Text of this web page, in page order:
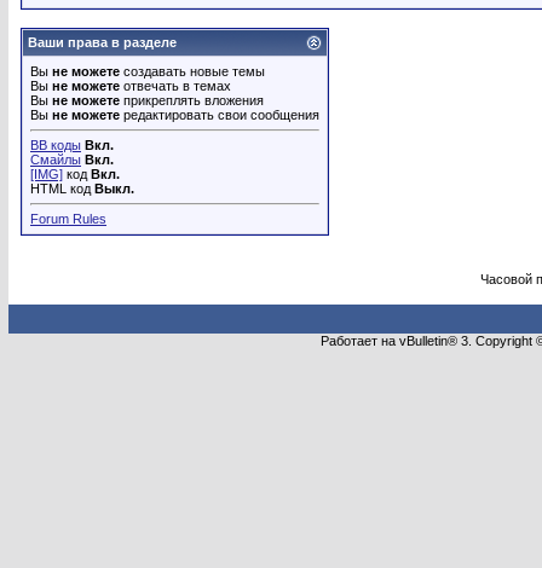
Ваши права в разделе
Вы не можете создавать новые темы
Вы не можете отвечать в темах
Вы не можете прикреплять вложения
Вы не можете редактировать свои сообщения
BB коды Вкл.
Смайлы Вкл.
[IMG] код Вкл.
HTML код Выкл.
Forum Rules
Часовой
Работает на vBulletin® 3.